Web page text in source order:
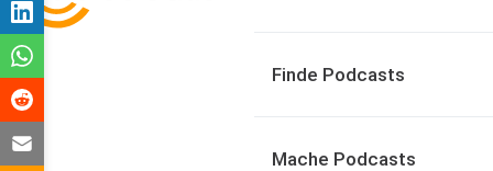
Finde Podcasts
Mache Podcasts